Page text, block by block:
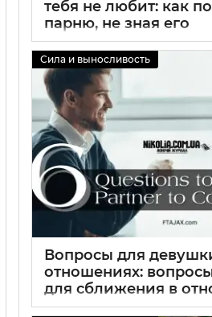
тебя не любит: как
парню, не зная его
Сила и выносливость
Вопросы для
отношениях:
для сближения в
способы укрепления